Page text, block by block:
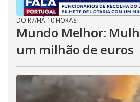
DO R7/HÁ 10 HORAS
Mundo Melhor:
um milhão de euros